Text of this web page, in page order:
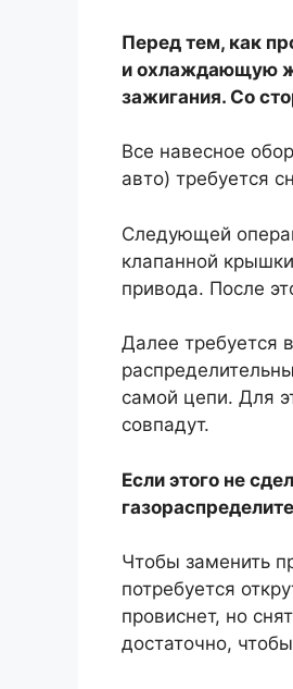
Перед тем, как
и охлаждающую
зажигания. Со
Все навесное
авто) требуется
Следующей
клапанной
привода. После
Далее требуется
самой цепи. Для
совпадут.
Если этого не
Чтобы заменить
потребуется
провиснет, но
достаточно,